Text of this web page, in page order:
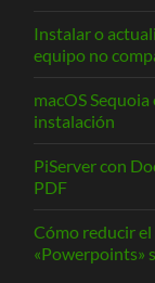
Instalar o
equipo no
macOS
instalación
PiServer con
PDF
Cómo reducir
«Powerpoints»